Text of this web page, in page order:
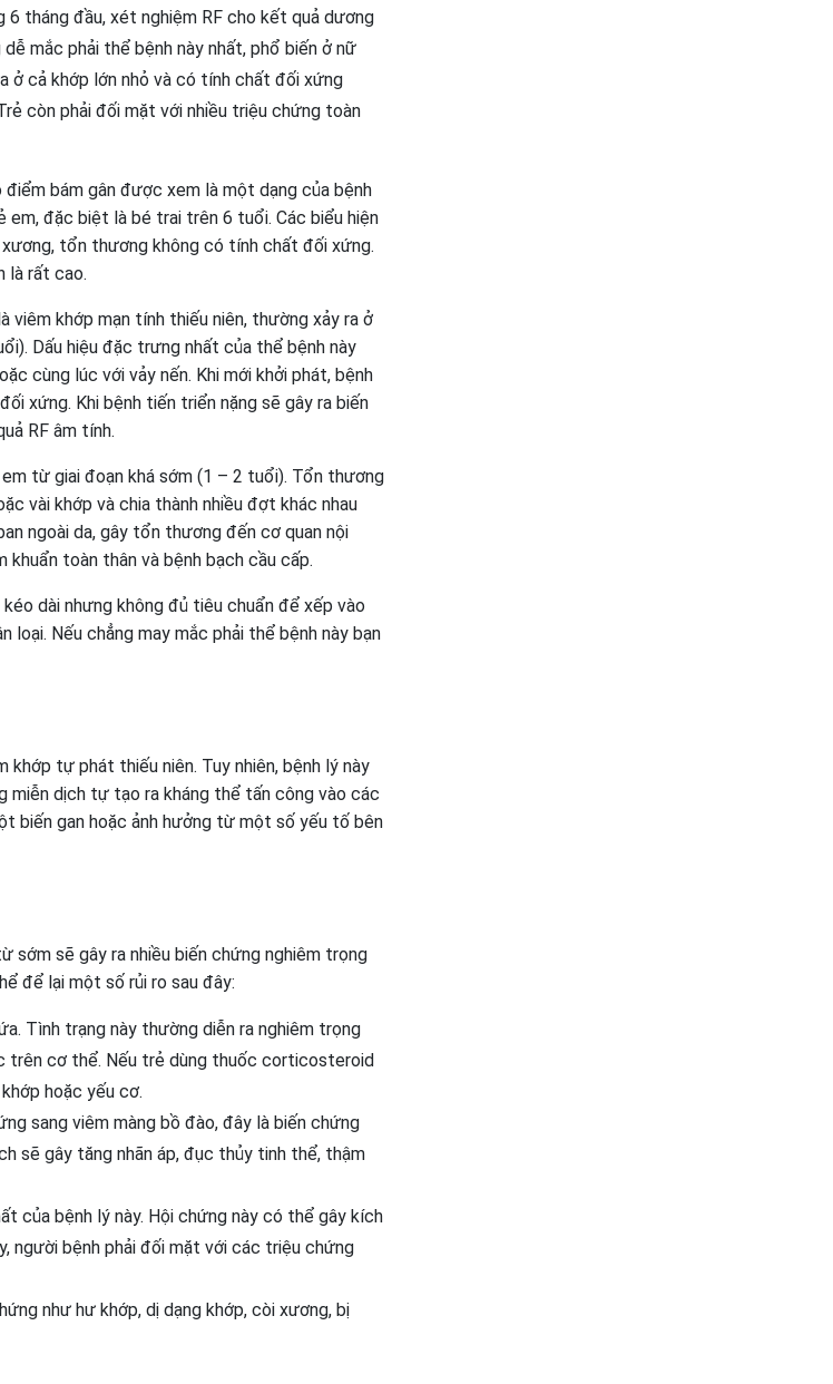
tháng đầu, xét nghiệm RF cho kết quả dương
mắc phải thể bệnh này nhất, phổ biến ở nữ
ở cả khớp lớn nhỏ và có tính chất đối xứng
còn phải đối mặt với nhiều triệu chứng toàn
bám gân được xem là một dạng của bệnh
em, đặc biệt là bé trai trên 6 tuổi. Các biểu hiện
tổn thương không có tính chất đối xứng.
là rất cao.
viêm khớp mạn tính thiếu niên, thường xảy ra ở
Dấu hiệu đặc trưng nhất của thể bệnh này
cùng lúc với vảy nến. Khi mới khởi phát, bệnh
xứng. Khi bệnh tiến triển nặng sẽ gây ra biến
RF âm tính.
từ giai đoạn khá sớm (1 – 2 tuổi). Tổn thương
vài khớp và chia thành nhiều đợt khác nhau
ngoài da, gây tổn thương đến cơ quan nội
toàn thân và bệnh bạch cầu cấp.
dài nhưng không đủ tiêu chuẩn để xếp vào
Nếu chẳng may mắc phải thể bệnh này bạn
khớp tự phát thiếu niên. Tuy nhiên, bệnh lý này
miễn dịch tự tạo ra kháng thể tấn công vào các
biến gan hoặc ảnh hưởng từ một số yếu tố bên
sớm sẽ gây ra nhiều biến chứng nghiêm trọng
để lại một số rủi ro sau đây:
Tình trạng này thường diễn ra nghiêm trọng
trên cơ thể. Nếu trẻ dùng thuốc corticosteroid
hoặc yếu cơ.
sang viêm màng bồ đào, đây là biến chứng
sẽ gây tăng nhãn áp, đục thủy tinh thể, thậm
của bệnh lý này. Hội chứng này có thể gây kích
người bệnh phải đối mặt với các triệu chứng
như hư khớp, dị dạng khớp, còi xương, bị